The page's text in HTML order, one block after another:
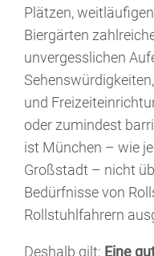
Plätzen,
Biergärten
unvergesslichen
und
oder zumindest
ist München – wie
Großstadt – nicht
Bedürfnisse von
Rollstuhlfahrern
Deshalb gilt: Eine